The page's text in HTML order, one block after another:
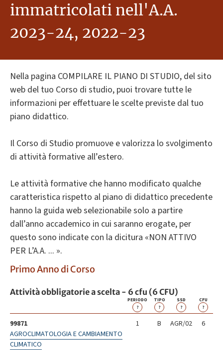
immatricolati nell'A.A.
2023-24, 2022-23
Nella pagina COMPILARE IL PIANO DI STUDIO, del sito
web del tuo Corso di studio, puoi trovare tutte le
informazioni per effettuare le scelte previste dal tuo
piano didattico.
Il Corso di Studio promuove e valorizza lo svolgimento
di attività formative all’estero.
Le attività formative che hanno modificato qualche
caratteristica rispetto al piano di didattico precedente
hanno la guida web selezionabile solo a partire
dall’anno accademico in cui saranno erogate, per
questo sono indicate con la dicitura «NON ATTIVO
PER L’A.A. ... ».
Primo Anno di Corso
Attività obbligatorie a scelta - 6 cfu (6 CFU)
PERIODO
?
TIPO
?
SSD
?
CFU
?
99871
AGROCLIMATOLOGIA E CAMBIAMENTO
CLIMATICO
1 B AGR/02 6